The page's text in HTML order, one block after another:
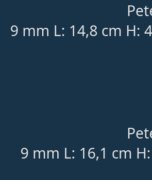
9 mm L: 14,8 cm H:
9 mm L: 16,1 cm